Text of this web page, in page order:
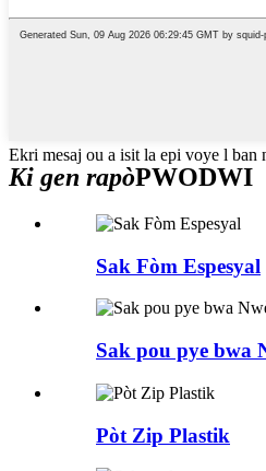
Ekri mesaj ou a isit la epi voye l ban
Ki gen rapòPWODWI
Sak Fòm Espesyal
Sak pou pye bwa
Pòt Zip Plastik